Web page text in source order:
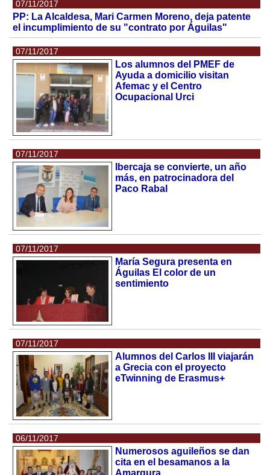
07/11/2017
PP: La Alcaldesa, Mari Carmen Moreno, deja patente
el incumplimiento de su "contrato por Águilas"
07/11/2017
Los alumnos del PMEF de
Ayuda a domicilio visitan
Afemac y el Centro
Ocupacional Urci
07/11/2017
Ibercaja se convierte, un año
más, en patrocinadora del
Paco Rabal
07/11/2017
María Segura presenta en
Águilas El color de un
sentimiento
07/11/2017
Alumnos del Carlos III viajarán
a Grecia con el proyecto
eTwinning de Erasmus+
06/11/2017
Numerosos aguileños se dan
cita en el besamanos a la
Amargura